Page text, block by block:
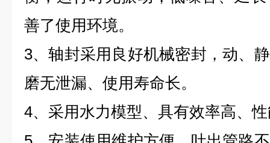
善了使用环境。
3、轴封采用良好机械密封，动、
磨无泄漏、使用寿命长。
4、采用水力模型、具有效率高、